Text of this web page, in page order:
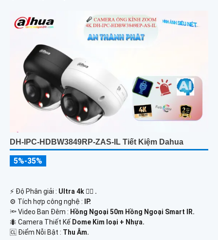
DH-IPC-HDBW3849RP-ZAS-IL Tiết Kiệm Dahua
5%-35%
️⚡ Độ Phân giải : Ultra 4k 👍🏾 .
⚙ Tích hợp công nghệ :
IP.
🔦 Video Ban Đêm : Hồng Ngoại 50m Hồng Ngoại Smart IR.
🐜 Camera Thiết Kế Dome Kim loại + Nhựa.
️🆑 Điểm Nỗi Bật : Thu Âm.